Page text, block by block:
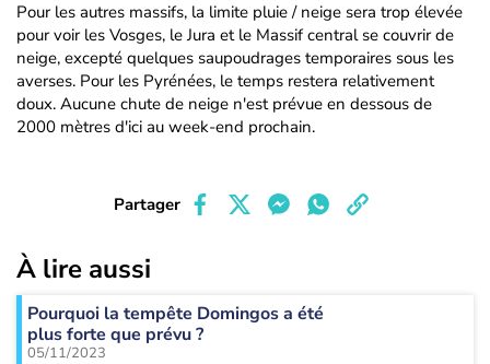
Pour les autres massifs, la limite pluie / neige sera trop élevée
pour voir les Vosges, le Jura et le Massif central se couvrir de
neige, excepté quelques saupoudrages temporaires sous les
averses. Pour les Pyrénées, le temps restera relativement
doux. Aucune chute de neige n'est prévue en dessous de
2000 mètres d'ici au week-end prochain.
Partager
À lire aussi
Pourquoi la tempête Domingos a été
plus forte que prévu ?
05/11/2023